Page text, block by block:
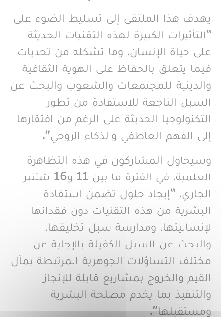
يهدف هذا الملتقى إلى تسليط الضوء على
“التأثيرات الكبيرة لهذه التقنيات الحديثة
على حياة الإنسان، وما تشكله من تحديات
فيما يتعلق بالحفاظ على الهوية الثقافية
والدينية للمجتمعات والشعوب والبحث عن
السبل الناجعة للاستفادة من تطور
التكنولوجيا الحديثة على الرغم من افتقارها
إلى الفهم العاطفي والذكاء الروحي”.
وسيحاول المشاركون في هذه التظاهرة
العلمية، في الفترة ما بين 11 و16 شتنبر
الجاري، “إيجاد حلول تضمن استفادة
البشرية من هذه التقنيات دون فقدانها
لإنسانيتها، ومدارسة سبل تخليقها،
والبحث عن السبل الكفيلة بالإجابة عن
مختلف التساؤلات الجوهرية المرتبطة بمآل
القيم والخروج بمشاريع قابلة للإنجاز
والتنفيذ بما يخدم مصلحة البشرية
ومستقبلها”.